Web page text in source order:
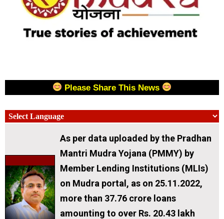
Please Share This News
As per data uploaded by the Pradhan
Mantri Mudra Yojana (PMMY) by
Member Lending Institutions (MLIs)
on Mudra portal, as on 25.11.2022,
more than 37.76 crore loans
amounting to over Rs. 20.43 lakh